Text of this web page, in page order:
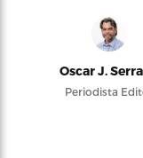
Oscar J.
Periodista